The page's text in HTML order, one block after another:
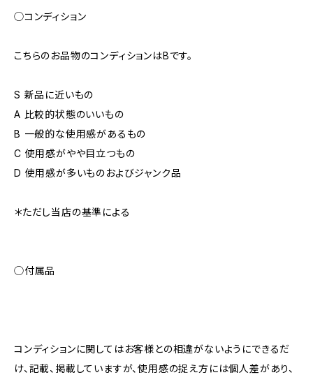
◯コンディション
こちらのお品物のコンディションはBです。
S 新品に近いもの
A 比較的状態のいいもの
B 一般的な使用感があるもの
C 使用感がやや目立つもの
D 使用感が多いものおよびジャンク品
＊ただし当店の基準による
◯付属品
コンディションに関してはお客様との相違がないようにできるだ
け、記載、掲載していますが、使用感の捉え方には個人差があり、